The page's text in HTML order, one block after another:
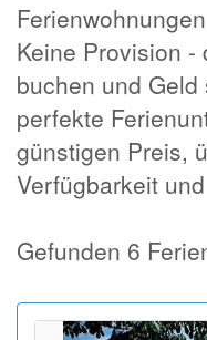
Keine Provision -
buchen und
perfekte
günstigen Preis,
Verfügbarkeit
Gefunden 6